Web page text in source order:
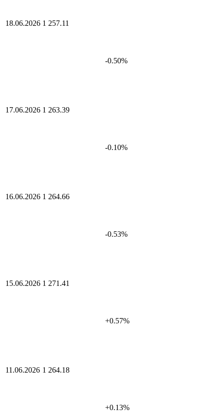
18.06.2026 1 257.11
-0.50%
17.06.2026 1 263.39
-0.10%
16.06.2026 1 264.66
-0.53%
15.06.2026 1 271.41
+0.57%
11.06.2026 1 264.18
+0.13%